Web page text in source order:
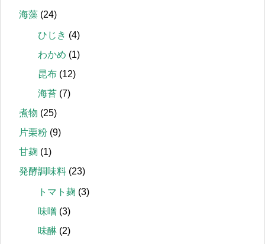
海藻 (24)
ひじき (4)
わかめ (1)
昆布 (12)
海苔 (7)
煮物 (25)
片栗粉 (9)
甘麹 (1)
発酵調味料 (23)
トマト麹 (3)
味噌 (3)
味醂 (2)